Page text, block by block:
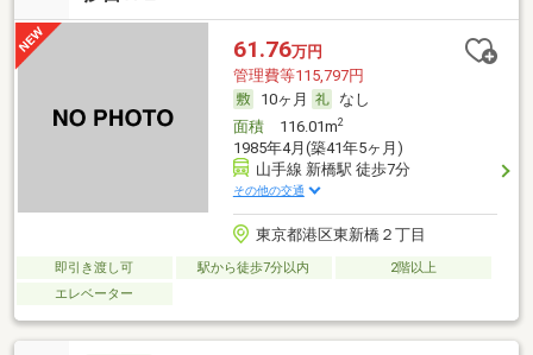
61.76万円
管理費等115,797円
10ヶ月
なし
面積116.01m2
1985年4月(築41年5ヶ月)
山手線 新橋駅 徒歩7分
その他の交通
東京都港区東新橋２丁目
即引き渡し可 駅から徒歩7分以内
2階以上
エレベーター